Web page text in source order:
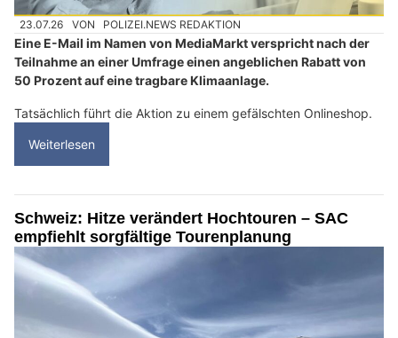
23.07.26 VON POLIZEI.NEWS REDAKTION
Eine E-Mail im Namen von MediaMarkt verspricht nach der
Teilnahme an einer Umfrage einen angeblichen Rabatt von
50 Prozent auf eine tragbare Klimaanlage.
Tatsächlich führt die Aktion zu einem gefälschten Onlineshop.
Weiterlesen
Schweiz: Hitze verändert Hochtouren – SAC
empfiehlt sorgfältige Tourenplanung